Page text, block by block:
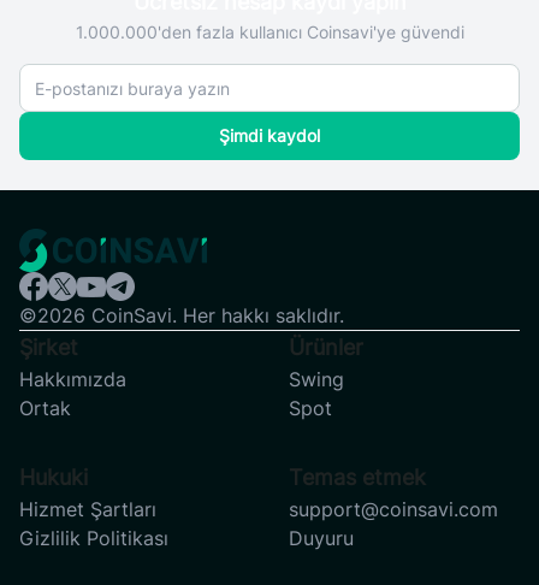
1.000.000'den fazla kullanıcı Coinsavi'ye güvendi
Şimdi kaydol
©2026 CoinSavi. Her hakkı saklıdır.
Şirket
Hakkımızda
Ortak
Ürünler
Swing
Spot
Hukuki
Hizmet Şartları
Gizlilik Politikası
Temas etmek
support@coinsavi.com
Duyuru